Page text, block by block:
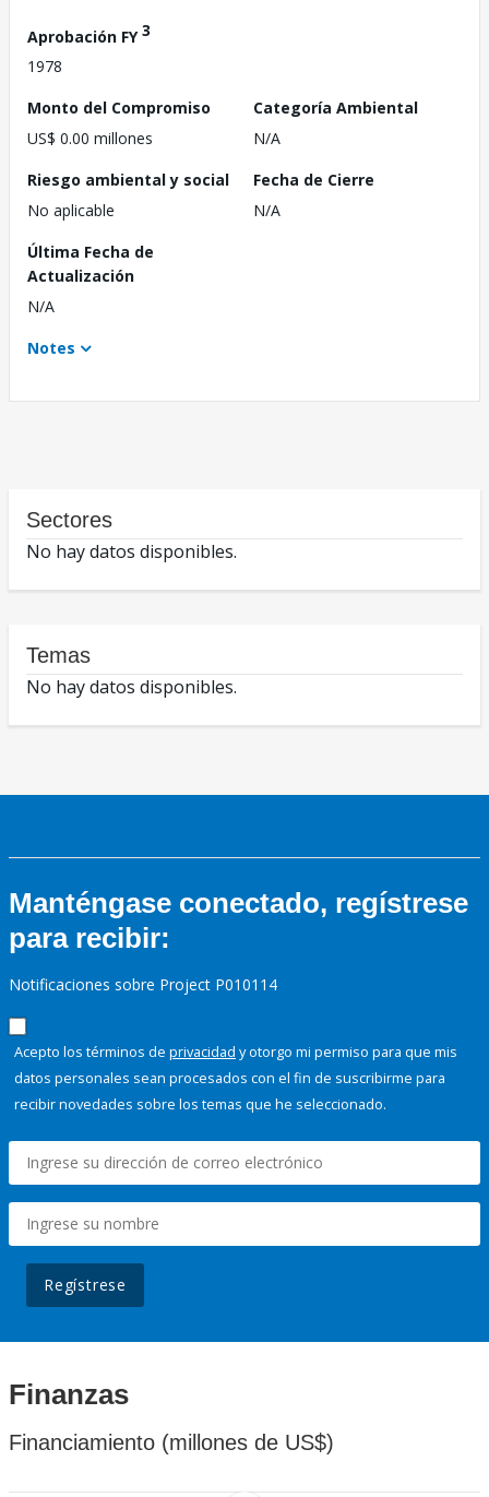
Aprobación FY3
1978
Monto del Compromiso
US$ 0.00 millones
Categoría Ambiental
N/A
Riesgo ambiental y social
No aplicable
Fecha de Cierre
N/A
Última Fecha de
Actualización
N/A
Notes
Sectores
No hay datos disponibles.
Temas
No hay datos disponibles.
Manténgase conectado, regístrese
para recibir:
Notificaciones sobre Project P010114
Acepto los términos de privacidad y otorgo mi permiso para que mis
datos personales sean procesados con el fin de suscribirme para
recibir novedades sobre los temas que he seleccionado.
Regístrese
Finanzas
Financiamiento (millones de US$)